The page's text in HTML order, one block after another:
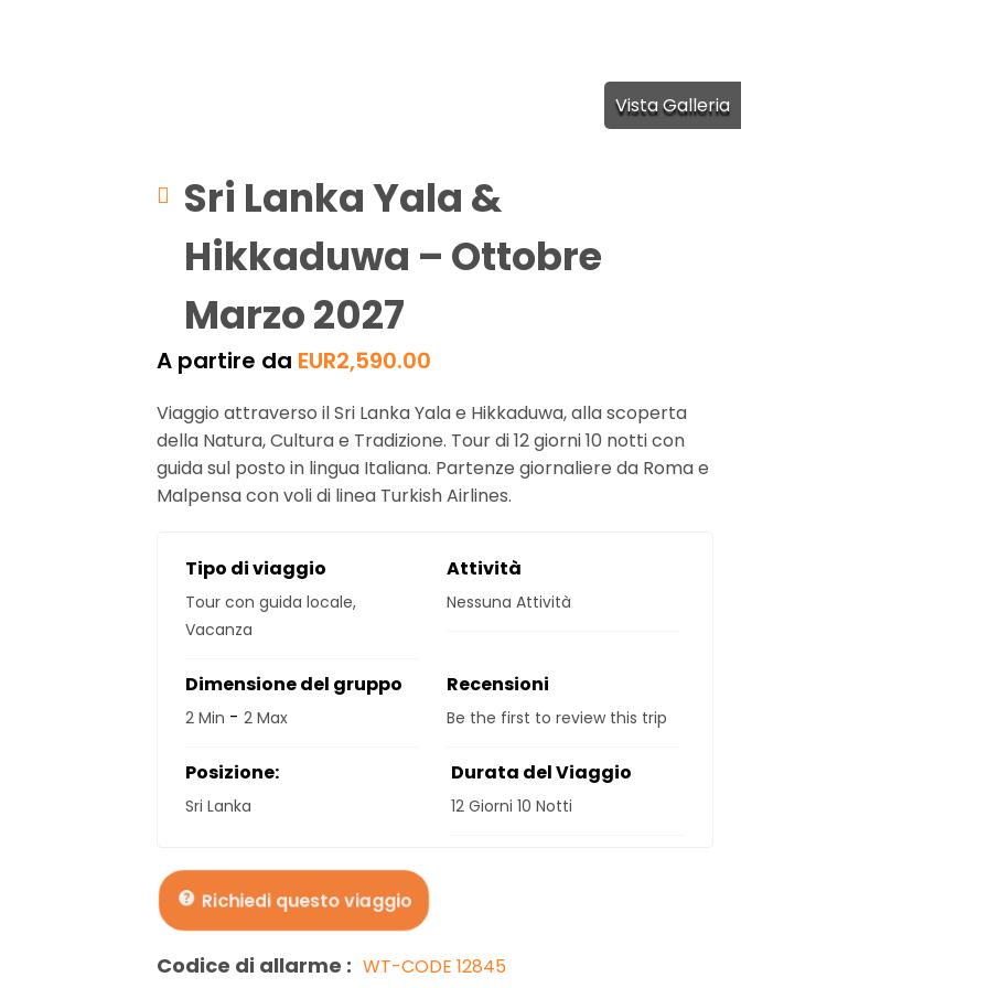
Vista Galleria
Sri Lanka Yala &
Hikkaduwa – Ottobre
Marzo 2027
A partire da EUR2,590.00
Viaggio attraverso il Sri Lanka Yala e Hikkaduwa, alla scoperta
della Natura, Cultura e Tradizione. Tour di 12 giorni 10 notti con
guida sul posto in lingua Italiana. Partenze giornaliere da Roma e
Malpensa con voli di linea Turkish Airlines.
Tipo di viaggio
Tour con guida locale,
Vacanza
Attività
Nessuna Attività
Dimensione del gruppo
2 Min - 2 Max
Recensioni
Be the first to review this trip
Posizione:
Sri Lanka
Durata del Viaggio
12 Giorni 10 Notti
Richiedi questo viaggio
Codice di allarme : WT-CODE 12845